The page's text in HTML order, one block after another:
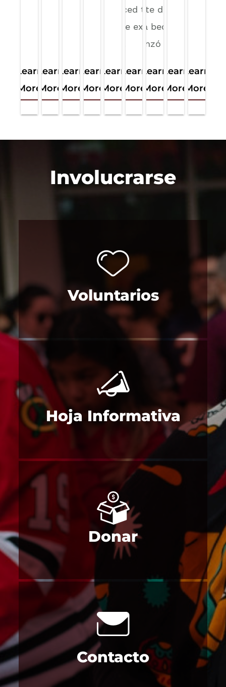
Learn
More
Learn
More
Learn
More
Learn
More
Learn
More
announced that it
would be expanding
Learn
More
cohorte desde
que la beca
comenzó en…
Learn
More
Learn
More
Learn
More
Involucrarse
Voluntarios
Hoja Informativa
Donar
Contacto